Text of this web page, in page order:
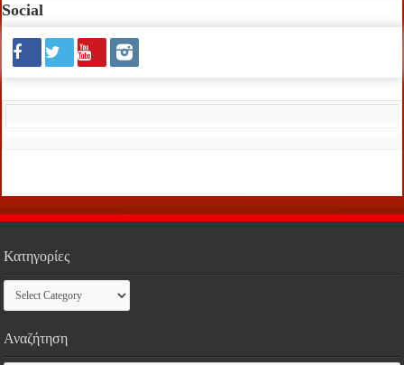
Social
Κατηγορίες
Κατηγορίες
Αναζήτηση